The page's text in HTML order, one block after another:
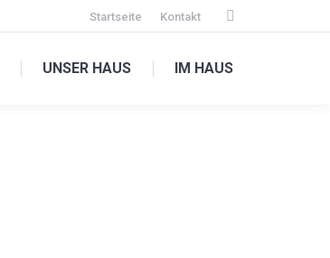
Startseite Kontakt
Facebook
opens
UNSER HAUS IM HAUS